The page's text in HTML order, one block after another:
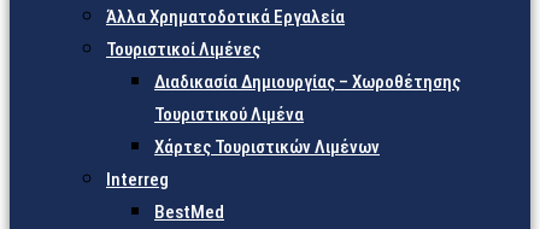
Άλλα Χρηματοδοτικά Εργαλεία
Τουριστικοί Λιμένες
Διαδικασία Δημιουργίας – Χωροθέτησης
Τουριστικού Λιμένα
Χάρτες Τουριστικών Λιμένων
Interreg
BestMed